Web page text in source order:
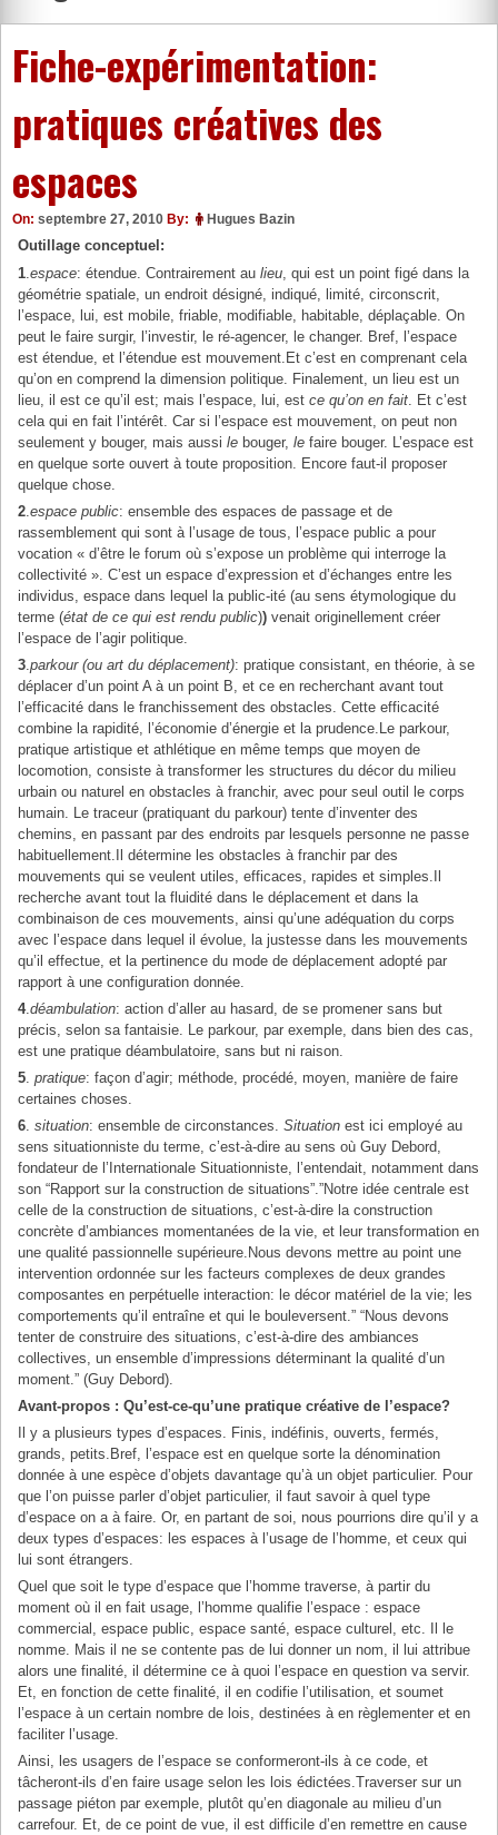
Fiche-expérimentation:
pratiques créatives des
espaces
On: septembre 27, 2010 By: Hugues Bazin
Outillage conceptuel:
1 .espace: étendue. Contrairement aulieu , qui est un point figé dans la
géométrie spatiale, un endroit désigné, indiqué, limité, circonscrit,
l’espace, lui, est mobile, friable, modifiable, habitable, déplaçable. On
peut le faire surgir, l’investir, le ré-agencer, le changer. Bref, l’espace
est étendue, et l’étendue est mouvement.Et c’est en comprenant cela
qu’on en comprend la dimension politique. Finalement, un lieu est un
lieu, il est ce qu’il est; mais l’espace, lui, est ce qu’on en fait . Et c’est
cela qui en fait l’intérêt. Car si l’espace est mouvement, on peut non
seulement y bouger, mais aussile bouger,le faire bouger. L’espace est
en quelque sorte ouvert à toute proposition. Encore faut-il proposer
quelque chose.
2 .espace public: ensemble des espaces de passage et de
rassemblement qui sont à l’usage de tous, l’espace public a pour
vocation « d’être le forum où s’expose un problème qui interroge la
collectivité ». C’est un espace d’expression et d’échanges entre les
individus, espace dans lequel la public-ité (au sens étymologique du
terme (état de ce qui est rendu public))venait originellement créer
l’espace de l’agir politique.
3 .parkour (ou art du déplacement): pratique consistant, en théorie, à se
déplacer d’un point A à un point B, et ce en recherchant avant tout
l’efficacité dans le franchissement des obstacles. Cette efficacité
combine la rapidité, l’économie d’énergie et la prudence.Le parkour,
pratique artistique et athlétique en même temps que moyen de
locomotion, consiste à transformer les structures du décor du milieu
urbain ou naturel en obstacles à franchir, avec pour seul outil le corps
humain. Le traceur (pratiquant du parkour) tente d’inventer des
chemins, en passant par des endroits par lesquels personne ne passe
habituellement.Il détermine les obstacles à franchir par des
mouvements qui se veulent utiles, efficaces, rapides et simples.Il
recherche avant tout la fluidité dans le déplacement et dans la
combinaison de ces mouvements, ainsi qu’une adéquation du corps
avec l’espace dans lequel il évolue, la justesse dans les mouvements
qu’il effectue, et la pertinence du mode de déplacement adopté par
rapport à une configuration donnée.
4.déambulation: action d’aller au hasard, de se promener sans but
précis, selon sa fantaisie. Le parkour, par exemple, dans bien des cas,
est une pratique déambulatoire, sans but ni raison.
5 pratique: façon d’agir; méthode, procédé, moyen, manière de faire
certaines choses.
6. situation: ensemble de circonstances.Situation est ici employé au
sens situationniste du terme, c’est-à-dire au sens où Guy Debord,
fondateur de l’Internationale Situationniste, l’entendait, notamment dans
son “Rapport sur la construction de situations”.”Notre idée centrale est
celle de la construction de situations, c’est-à-dire la construction
concrète d’ambiances momentanées de la vie, et leur transformation en
une qualité passionnelle supérieure.Nous devons mettre au point une
intervention ordonnée sur les facteurs complexes de deux grandes
composantes en perpétuelle interaction: le décor matériel de la vie; les
comportements qu’il entraîne et qui le bouleversent.” “Nous devons
tenter de construire des situations, c’est-à-dire des ambiances
collectives, un ensemble d’impressions déterminant la qualité d’un
moment.” (Guy Debord).
Avant-propos : Qu’est-ce-qu’une pratique créative de l’espace?
Il y a plusieurs types d’espaces. Finis, indéfinis, ouverts, fermés,
grands, petits.Bref, l’espace est en quelque sorte la dénomination
donnée à une espèce d’objets davantage qu’à un objet particulier. Pour
que l’on puisse parler d’objet particulier, il faut savoir à quel type
d’espace on a à faire. Or, en partant de soi, nous pourrions dire qu’il y a
deux types d’espaces: les espaces à l’usage de l’homme, et ceux qui
lui sont étrangers.
Quel que soit le type d’espace que l’homme traverse, à partir du
moment où il en fait usage, l’homme qualifie l’espace : espace
commercial, espace public, espace santé, espace culturel, etc. Il le
nomme. Mais il ne se contente pas de lui donner un nom, il lui attribue
alors une finalité, il détermine ce à quoi l’espace en question va servir.
Et, en fonction de cette finalité, il en codifie l’utilisation, et soumet
l’espace à un certain nombre de lois, destinées à en règlementer et en
faciliter l’usage.
Ainsi, les usagers de l’espace se conformeront-ils à ce code, et
tâcheront-ils d’en faire usage selon les lois édictées.Traverser sur un
passage piéton par exemple, plutôt qu’en diagonale au milieu d’un
carrefour. Et, de ce point de vue, il est difficile d’en remettre en cause